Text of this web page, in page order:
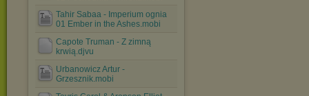
Tahir Sabaa - Imperium ognia
01 Ember in the Ashes.mobi
Capote Truman - Z zimną
krwią.djvu
Urbanowicz Artur -
Grzesznik.mobi